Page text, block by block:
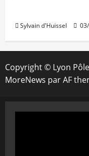
Sylvain d'Huissel
Copyright © Lyon
MoreNews par AF